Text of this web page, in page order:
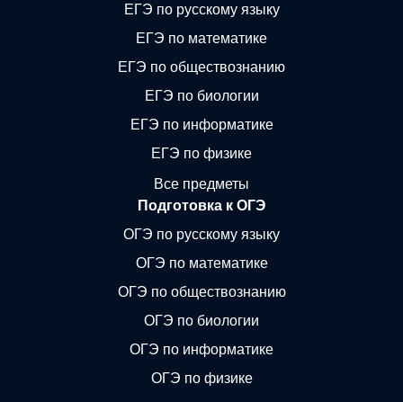
ЕГЭ по русскому языку
ЕГЭ по математике
ЕГЭ по обществознанию
ЕГЭ по биологии
ЕГЭ по информатике
ЕГЭ по физике
Все предметы
Подготовка к ОГЭ
ОГЭ по русскому языку
ОГЭ по математике
ОГЭ по обществознанию
ОГЭ по биологии
ОГЭ по информатике
ОГЭ по физике